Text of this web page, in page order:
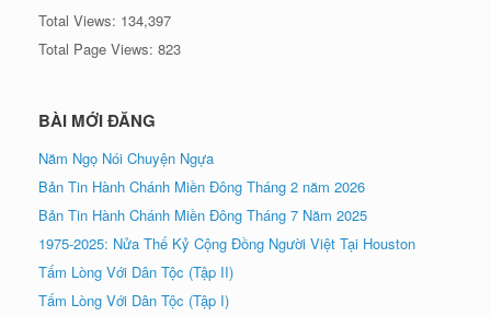
Total Views: 134,397
Total Page Views: 823
BÀI MỚI ĐĂNG
Năm Ngọ Nói Chuyện Ngựa
Bản Tin Hành Chánh Miền Đông Tháng 2 năm 2026
Bản Tin Hành Chánh Miền Đông Tháng 7 Năm 2025
1975-2025: Nửa Thế Kỷ Cộng Đồng Người Việt Tại Houston
Tấm Lòng Với Dân Tộc (Tập II)
Tấm Lòng Với Dân Tộc (Tập I)